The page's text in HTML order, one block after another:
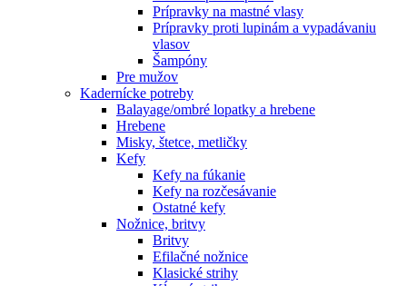
Prípravky na mastné vlasy
Prípravky proti lupinám a vypadávaniu
vlasov
Šampóny
Pre mužov
Kadernícke potreby
Balayage/ombré lopatky a hrebene
Hrebene
Misky, štetce, metličky
Kefy
Kefy na fúkanie
Kefy na rozčesávanie
Ostatné kefy
Nožnice, britvy
Britvy
Efilačné nožnice
Klasické strihy